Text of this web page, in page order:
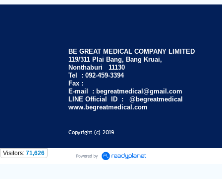
BE GREAT MEDICAL COMPANY LIMITED
119/311 Plai Bang, Bang Kruai,
Nonthaburi 11130
Tel : 092-459-3394
Fax :
E-mail : begreatmedical@gmail.com
LINE Official ID : @begreatmedical
www.begreatmedical.com
Copyright (c) 2019
Visitors: 71,626